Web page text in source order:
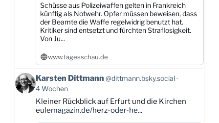
Schüsse aus Polizeiwaffen gelten in Frankreich
künftig als Notwehr. Opfer müssen beweisen, dass
der Beamte die Waffe regelwidrig benutzt hat.
Kritiker sind entsetzt und fürchten Straflosigkeit.
Von Ju...
www.tagesschau.de
Beitrag
von
Karsten
Dittmann
Bluesky
Karsten Dittmann @dittmann.bsky.social
4 Wochen
Kleiner Rückblick auf Erfurt und die Kirchen
eulemagazin.de/herz-oder-he...